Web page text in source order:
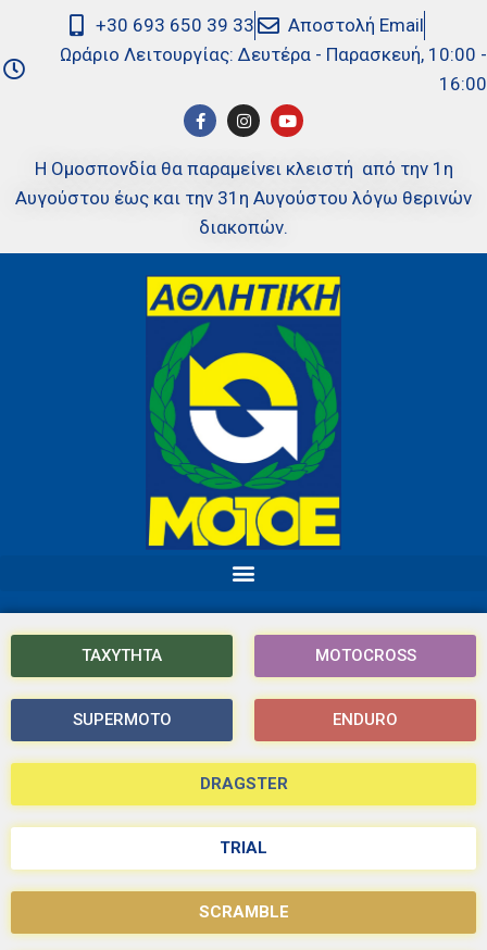
+30 693 650 39 33
Αποστολή Email
Ωράριο Λειτουργίας: Δευτέρα - Παρασκευή, 10:00 -
16:00
Η Ομοσπονδία θα παραμείνει κλειστή από την 1η
Αυγούστου έως και την 31η Αυγούστου λόγω θερινών
διακοπών.
ΤΑΧΥΤΗΤΑ MOTOCROSS
SUPERMOTO ENDURO
DRAGSTER
TRIAL
SCRAMBLE